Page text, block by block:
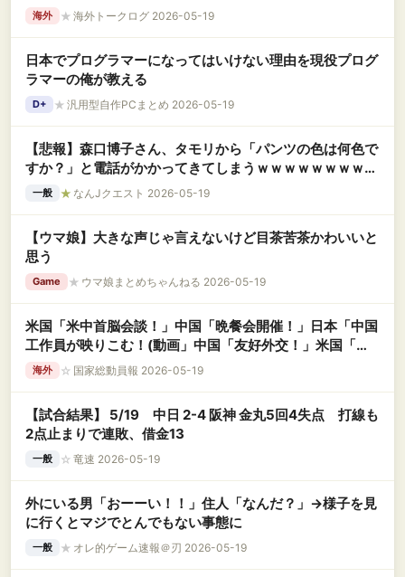
国の反応
海外 ★ 海外トークログ 2026-05-19
日本でプログラマーになってはいけない理由を現役プログ
ラマーの俺が教える
D+ ★ 汎用型自作PCまとめ 2026-05-19
【悲報】森口博子さん、タモリから「パンツの色は何色で
すか？」と電話がかかってきてしまうｗｗｗｗｗｗｗｗｗ
ｗ
一般 ★ なんJクエスト 2026-05-19
【ウマ娘】大きな声じゃ言えないけど目茶苦茶かわいいと
思う
Game ★ ウマ娘まとめちゃんねる 2026-05-19
米国「米中首脳会談！」中国「晩餐会開催！」日本「中国
工作員が映りこむ！(動画」中国「友好外交！」米国「二
段階戦略(対中政策」台湾「米国兵器の売却期待！」→
海外 ☆ 国家総動員報 2026-05-19
【試合結果】 5/19 中日 2-4 阪神 金丸5回4失点 打線も
2点止まりで連敗、借金13
一般 ☆ 竜速 2026-05-19
外にいる男「おーーい！！」住人「なんだ？」→様子を見
に行くとマジでとんでもない事態に
一般 ★ オレ的ゲーム速報＠刃 2026-05-19